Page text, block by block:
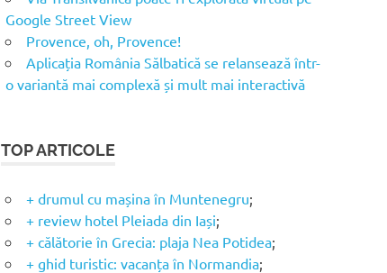
Google Street View
Provence, oh, Provence!
Aplicația România Sălbatică se relansează într-
o variantă mai complexă și mult mai interactivă
TOP ARTICOLE
+ drumul cu mașina în Muntenegru;
+ review hotel Pleiada din Iași;
+ călătorie în Grecia: plaja Nea Potidea;
+ ghid turistic: vacanța în Normandia;